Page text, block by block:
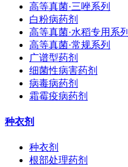
高等真菌·三唑系列
白粉病药剂
高等真菌·水稻专用系列
高等真菌·常规系列
广谱型药剂
细菌性病害药剂
病毒病药剂
霜霉疫病药剂
种衣剂
种衣剂
根部处理药剂